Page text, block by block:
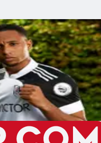
Bek!